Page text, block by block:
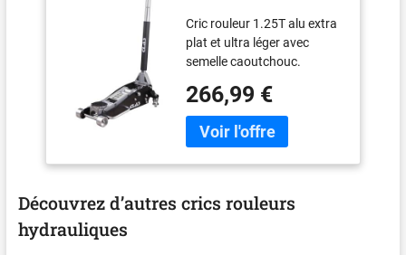
375mm - OH 5309 -
CLAS Equipements
Cric rouleur 1.25T alu extra
plat et ultra léger avec
semelle caoutchouc.
Système double pompe
montée rapide. Protection
mousse sur le manche.
française d'équipements et
outillage technique pour
266,99 €
Découvrez d’autres crics rouleurs
hydrauliques